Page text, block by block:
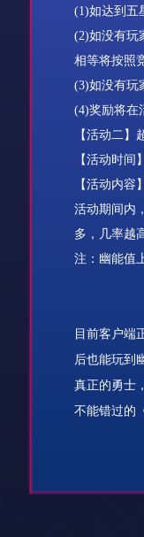
(1)如达到五
(2)如没有玩
相等将按照
(3)如没有玩
(4)奖励将在
【活动二】
【活动时间
【活动内容】
活动期间内
多，几率越
注：幽能值
目前客户端
后也能玩到
真正的勇士
不能错过的